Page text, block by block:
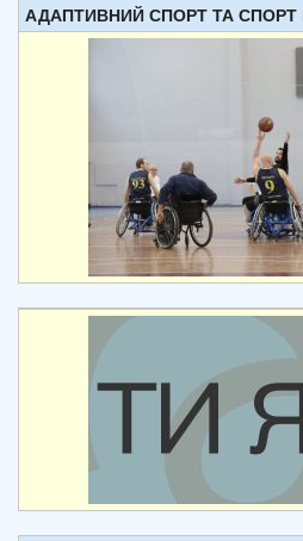
АДАПТИВНИЙ СПОРТ ТА СПОРТ